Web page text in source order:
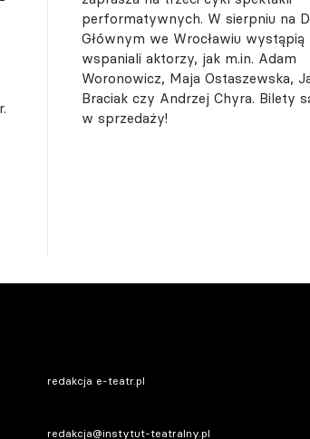
performatywnych. W sierpniu na
Głównym we Wrocławiu wystąpią
wspaniali aktorzy, jak m.in. Adam
Woronowicz, Maja Ostaszewska,
Braciak czy Andrzej Chyra. Bilety
w sprzedaży!
redakcja e-teatr.pl
redakcja@instytut-teatralny.pl